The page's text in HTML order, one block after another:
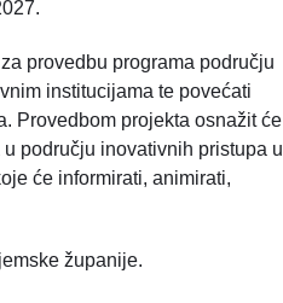
provedbu programa području
institucijama te povećati
Provedbom projekta osnažit će
području inovativnih pristupa u
će informirati, animirati,
županije.